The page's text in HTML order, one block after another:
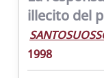
illecito del
1998